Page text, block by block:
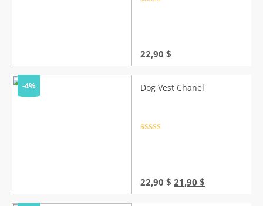
22,90 $
-4% Dog Vest Chanel
22,90$ Original
21,90 $